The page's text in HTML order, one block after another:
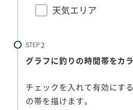
天気エリア
STEP
グラフに釣りの時間帯をカ
チェックを入れて有効にす
の帯を描けます。